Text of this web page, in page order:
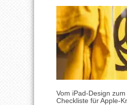
Vom iPad-Design
Checkliste für Apple-